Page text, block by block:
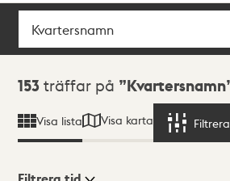
Sök
Sökresultat
153 träffar på Kvartersnamn
Visa lista Visa karta Filtrera